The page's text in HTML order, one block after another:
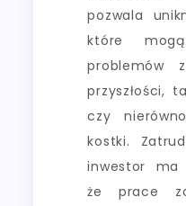
pozwala
które
problemów
przyszłości,
czy
kostki.
inwestor ma
że prace